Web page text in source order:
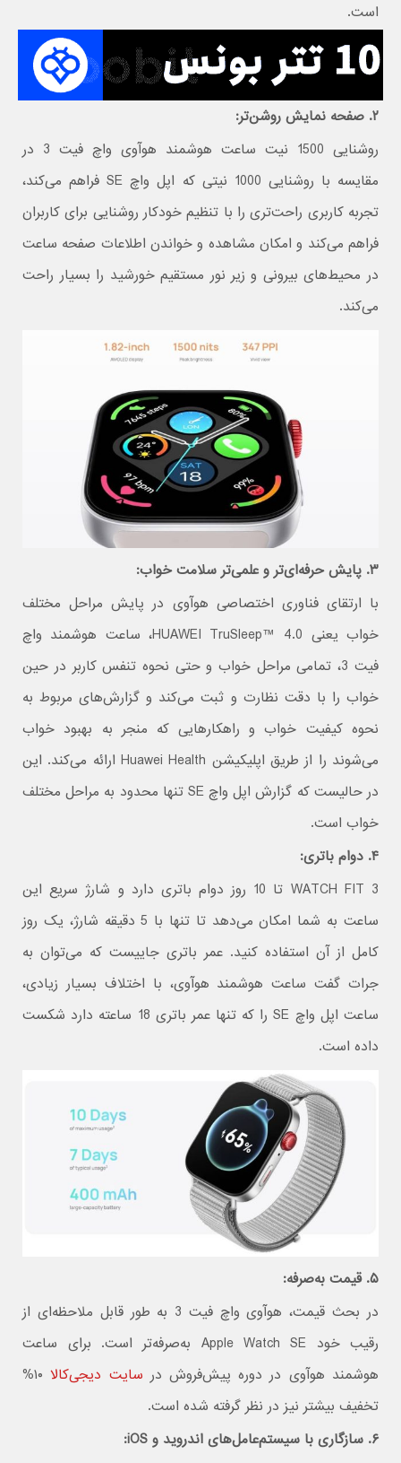
است.
۲. صفحه نمایش روشن‌تر:
روشنایی 1500 نیت ساعت هوشمند هوآوی واچ فیت 3 در
مقایسه با روشنایی 1000 نیتی که اپل واچ SE فراهم می‌کند،
تجربه کاربری راحت‌تری را با تنظیم خودکار روشنایی برای کاربران
فراهم می‌کند و امکان مشاهده و خواندن اطلاعات صفحه ساعت
در محیط‌های بیرونی و زیر نور مستقیم خورشید را بسیار راحت‌
می‌کند.
۳. پایش حرفه‌ای‌تر و علمی‌تر سلامت خواب:
با ارتقای فناوری اختصاصی هوآوی در پایش مراحل مختلف
خواب یعنی HUAWEI TruSleep™ 4.0، ساعت هوشمند واچ
فیت 3، تمامی مراحل خواب و حتی نحوه تنفس کاربر در حین
خواب را با دقت نظارت و ثبت می‌کند و گزارش‌های مربوط به
نحوه کیفیت خواب و راهکارهایی که منجر به بهبود خواب
می‌شوند را از طریق اپلیکیشن Huawei Health ارائه می‌کند. این
در حالیست که گزارش اپل واچ SE تنها محدود به مراحل مختلف
خواب است.
۴. دوام باتری:
WATCH FIT 3 تا 10 روز دوام باتری دارد و شارژ سریع این
ساعت به شما امکان می‌دهد تا تنها با 5 دقیقه شارژ، یک روز
کامل از آن استفاده کنید. عمر باتری جاییست که می‌توان به
جرات گفت ساعت هوشمند هوآوی، با اختلاف بسیار زیادی،
ساعت اپل واچ SE را که تنها عمر باتری 18 ساعته دارد شکست
داده است.
۵. قیمت به‌صرفه:
در بحث قیمت، هوآوی واچ فیت 3 به طور قابل ملاحظه‌ای از
رقیب خود Apple Watch SE به‌صرفه‌تر است. برای ساعت
هوشمند هوآوی در دوره پیش‌فروش در سایت دیجی‌کال
ا ۱۰%
تخفیف بیشتر نیز در نظر گرفته شده است.
۶. سازگاری با سیستم‌عامل‌های اندروید و
iOS: